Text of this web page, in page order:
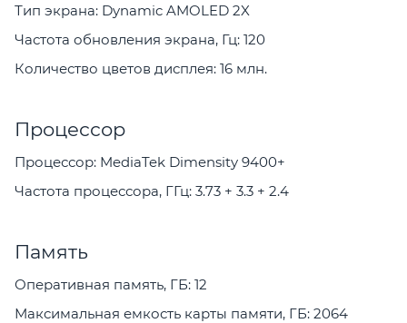
Тип экрана: Dynamic AMOLED 2X
Частота обновления экрана, Гц: 120
Количество цветов дисплея: 16 млн.
Процессор
Процессор: MediaTek Dimensity 9400+
Частота процессора, ГГц: 3.73 + 3.3 + 2.4
Память
Оперативная память, ГБ: 12
Максимальная емкость карты памяти, ГБ: 2064